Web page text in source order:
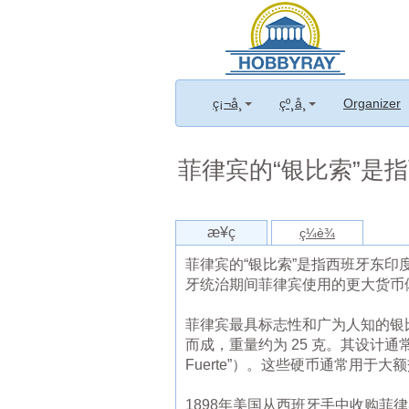
ç¡¬å¸ çº¸å¸ Organizer
菲律宾的“银比索”是
æ¥ç ç¼è¾
菲律宾的“银比索”是指西班牙东
牙统治期间菲律宾使用的更大货
菲律宾最具标志性和广为人知的银
而成，重量约为 25 克。其设计通
Fuerte”）。这些硬币通常用于大
1898年美国从西班牙手中收购菲